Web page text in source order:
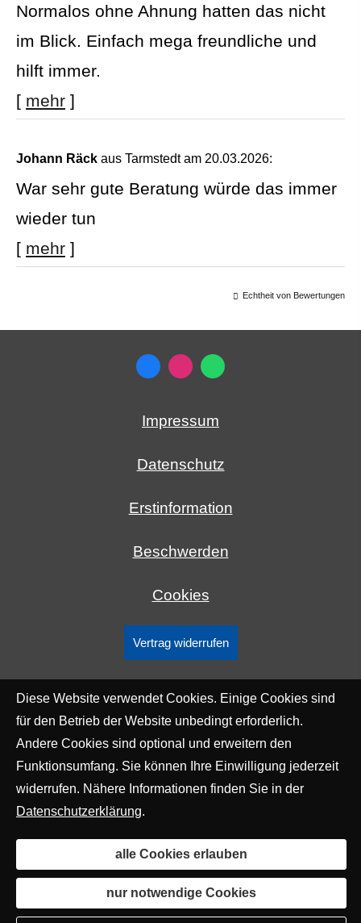
Normalos ohne Ahnung hatten das nicht
im Blick. Einfach mega freundliche und
hilft immer.
[ mehr ]
Johann Räck aus Tarmstedt am 20.03.2026:
War sehr gute Beratung würde das immer
wieder tun
[ mehr ]
Echtheit von Bewertungen
Impressum
Datenschutz
Erstinformation
Beschwerden
Cookies
Vertrag widerrufen
Diese Website verwendet Cookies. Einige Cookies sind
für den Betrieb der Website unbedingt erforderlich.
Andere Cookies sind optional und erweitern den
Funktionsumfang. Sie können Ihre Einwilligung jederzeit
widerrufen. Nähere Informationen finden Sie in der
Datenschutzerklärung.
alle Cookies erlauben
nur notwendige Cookies